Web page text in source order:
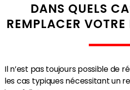
DANS QUELS
REMPLACER
Il n’est pas toujours possible de
les cas typiques nécessitant un